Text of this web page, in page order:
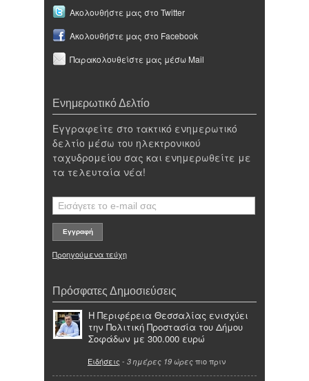
Ακολουθήστε μας στο Twitter
Ακολουθήστε μας στο Facebook
Παρακολουθείστε μας μέσω Mail
Ενημερωτικό Δελτίο
Εγγραφείτε στο τακτικό ενημερωτικό
δελτίο μέσω του ηλεκτρονικού
ταχυδρομείου σας και ενημερωθείτε με
τα τελευταία νέα!
Προηγούμενα τεύχη
Πρόσφατες Δημοσιεύσεις
Η Περιφέρεια Θεσσαλίας ενισχύει
την Πολιτική Προστασία του Δήμου
Σοφάδων με 300.000 ευρώ
Ειδήσεις - 3 ημέρες 19 ώρες πιο πριν